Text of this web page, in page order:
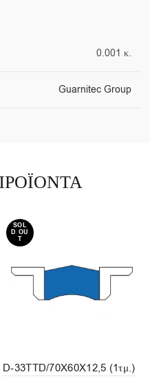
0.001 κ.
Guarnitec Group
SOL
D OU
T
D-33TTD/70X60X12,5 (1τμ.)